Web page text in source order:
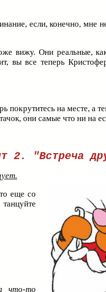
если, конечно, мне
вижу. Они реальные,
вы все теперь
покрутитесь на месте, а
они самые что ни на
2. "Встреча
еще со
что-то